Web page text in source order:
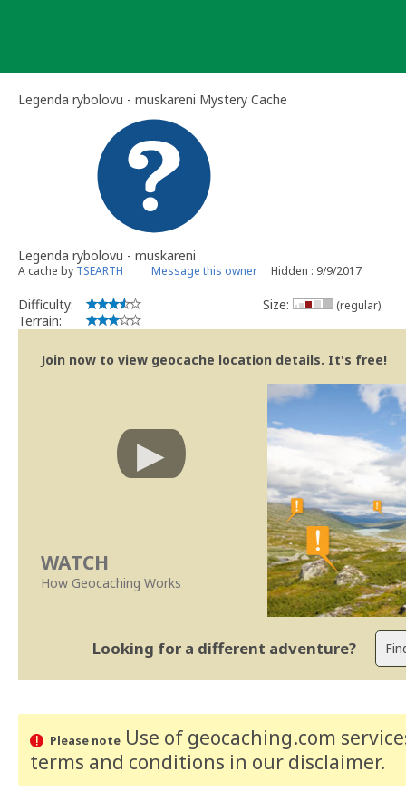
Legenda rybolovu - muskareni Mystery Cache
Legenda rybolovu - muskareni
A cache by TSEARTH Message this owner Hidden : 9/9/2017
Difficulty:
Terrain:
Size: (regular)
Join now to view geocache location details. It's free!
WATCH
How Geocaching Works
Looking for a different adventure?
Please noteUse of geocaching.com
terms and conditions in our disclaimer.